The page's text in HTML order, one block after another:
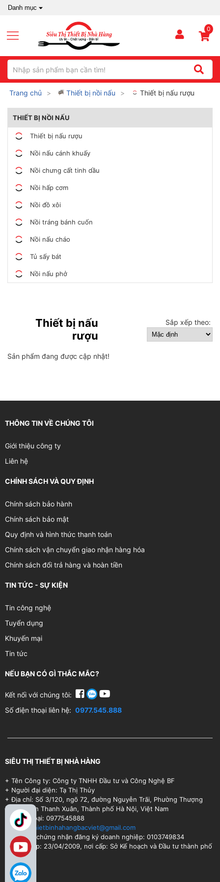
Danh mục
0
Trang chủ Thiết bị nồi nấu Thiết bị nấu rượu
THIẾT BỊ NỒI NẤU
Thiết bị nấu rượu
Nồi nấu cánh khuấy
Nồi chưng cất tinh dầu
Nồi hấp cơm
Nồi đồ xôi
Nồi tráng bánh cuốn
Nồi nấu cháo
Tủ sấy bát
Nồi nấu phở
Thiết bị nấu
rượu
Sắp xếp theo:
Sản phẩm đang được cập nhật!
THÔNG TIN VỀ CHÚNG TÔI
Giới thiệu công ty
Liên hệ
CHÍNH SÁCH VÀ QUY ĐỊNH
Chính sách bảo hành
Chính sách bảo mật
Quy định và hình thức thanh toán
Chính sách vận chuyển giao nhận hàng hóa
Chính sách đổi trả hàng và hoàn tiền
TIN TỨC - SỰ KIỆN
Tin công nghệ
Tuyển dụng
Khuyến mại
Tin tức
NẾU BẠN CÓ GÌ THẮC MẮC?
Kết nối với chúng tôi:
Số điện thoại liên hệ: 0977.545.888
SIÊU THỊ THIẾT BỊ NHÀ HÀNG
+ Tên Công ty: Công ty TNHH Đầu tư và Công Nghệ BF
+ Người đại diện: Tạ Thị Thủy
+ Địa chỉ: Số 3/120, ngõ 72, đường Nguyễn Trãi, Phường Thượng
Đình, Quận Thanh Xuân, Thành phố Hà Nội, Việt Nam
+ Điện thoại: 0977545888
+ Email: thietbinhahangbacviet@gmail.com
+ Số Giấy chứng nhận đăng ký doanh nghiệp: 0103749834
+ Ngày cấp: 23/04/2009, nơi cấp: Sở Kế hoạch và Đầu tư thành phố
Hà Nội.